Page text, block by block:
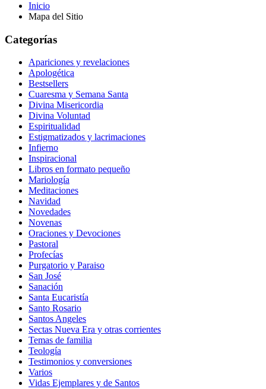
Inicio
Mapa del Sitio
Categorías
Apariciones y revelaciones
Apologética
Bestsellers
Cuaresma y Semana Santa
Divina Misericordia
Divina Voluntad
Espiritualidad
Estigmatizados y lacrimaciones
Infierno
Inspiracional
Libros en formato pequeño
Mariología
Meditaciones
Navidad
Novedades
Novenas
Oraciones y Devociones
Pastoral
Profecías
Purgatorio y Paraiso
San José
Sanación
Santa Eucaristía
Santo Rosario
Santos Angeles
Sectas Nueva Era y otras corrientes
Temas de familia
Teología
Testimonios y conversiones
Varios
Vidas Ejemplares y de Santos